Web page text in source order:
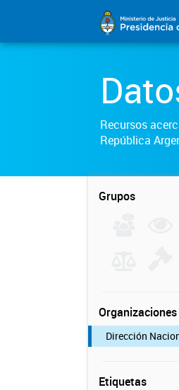
Recursos
República
Grupos
Organizaciones
Dirección
Etiquetas